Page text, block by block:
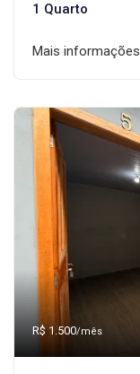
1 Quarto
Mais informações
R$ 1.500/mês